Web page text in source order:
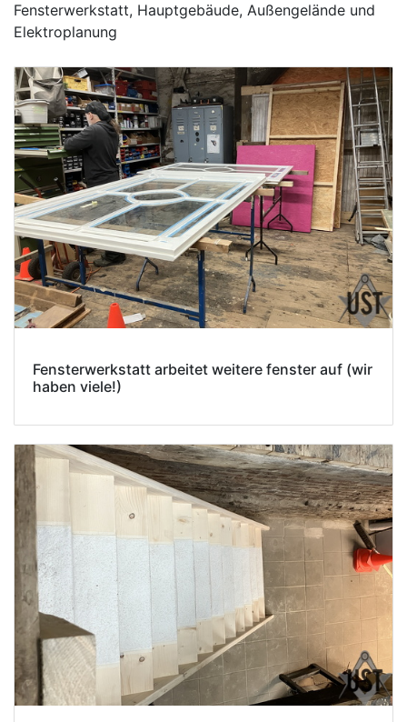
Fensterwerkstatt, Hauptgebäude, Außengelände und
Elektroplanung
Fensterwerkstatt arbeitet weitere fenster auf (wir
haben viele!)